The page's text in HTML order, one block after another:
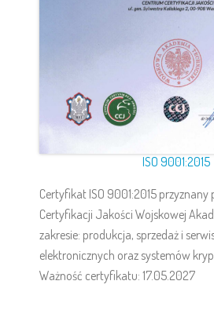
ISO 9001:2015
Certyfikat ISO 9001:2015 przyznany
Certyfikacji Jakości Wojskowej
zakresie: produkcja, sprzedaż i
elektronicznych oraz systemów
Ważność certyfikatu: 17.05.2027